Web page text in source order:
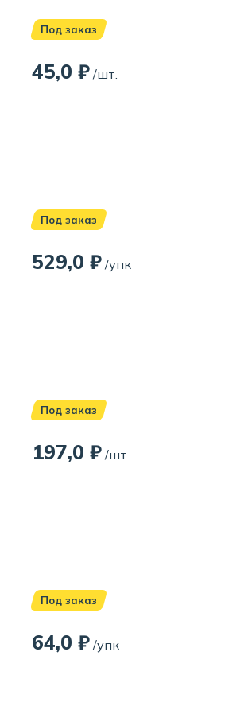
Под заказ
45,0 ₽ /шт.
Под заказ
529,0 ₽ /упк
Под заказ
197,0 ₽ /шт
Под заказ
64,0 ₽ /упк